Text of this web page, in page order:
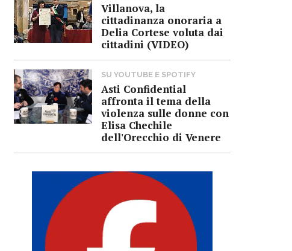
Villanova, la
cittadinanza onoraria a
Delia Cortese voluta dai
cittadini (VIDEO)
SU YOUTUBE E SPOTIFY
Asti Confidential
affronta il tema della
violenza sulle donne con
Elisa Chechile
dell'Orecchio di Venere